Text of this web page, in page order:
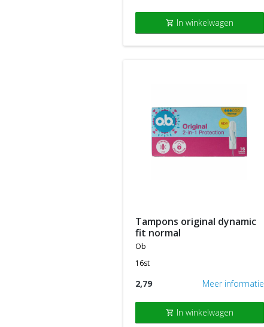
shopping_cart In winkelwagen
tampons original dynamic
fit normal
ob
16st
2,79 Meer informatie
shopping_cart In winkelwagen